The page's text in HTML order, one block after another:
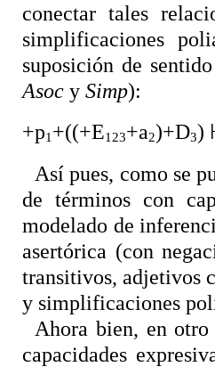
conectar tales
simplificaciones
suposición de
Asoc y Simp):
+p1 +((+E123+a2)+D3)
Así pues, como se
de términos con
modelado de
asertórica (con
transitivos, adjetivos
y simplificaciones
Ahora bien, en
capacidades